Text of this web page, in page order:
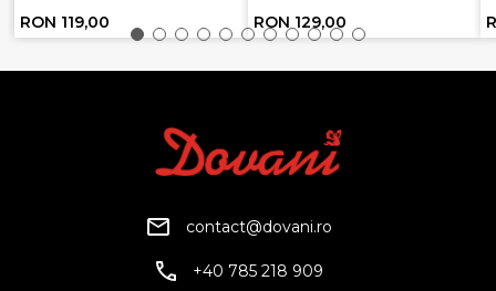
RON 119,00 RON 129,00
contact@dovani.ro
+40 785 218 909